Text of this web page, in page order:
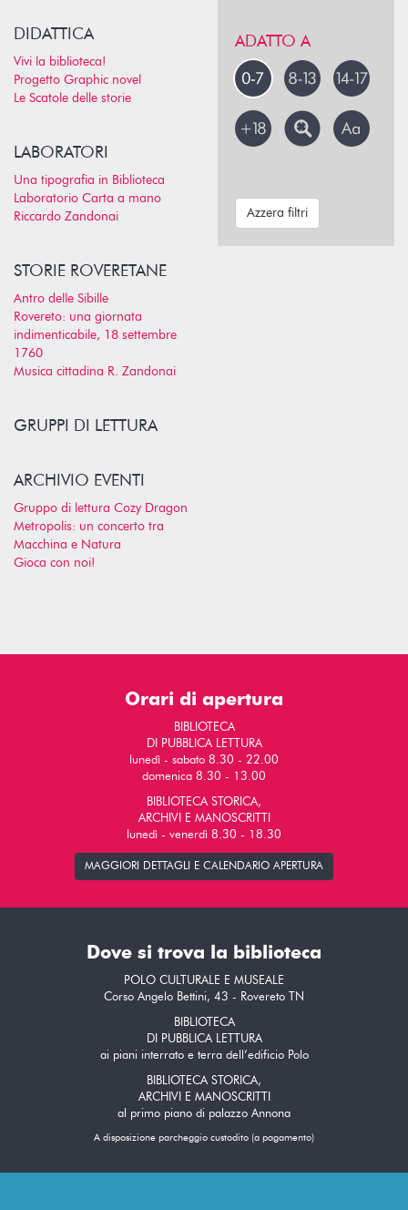
DIDATTICA
Vivi la biblioteca!
Progetto Graphic novel
Le Scatole delle storie
LABORATORI
Una tipografia in Biblioteca
Laboratorio Carta a mano
Riccardo Zandonai
STORIE ROVERETANE
Antro delle Sibille
Rovereto: una giornata
indimenticabile, 18 settembre
1760
Musica cittadina R. Zandonai
GRUPPI DI LETTURA
ARCHIVIO EVENTI
Gruppo di lettura Cozy Dragon
Metropolis: un concerto tra
Macchina e Natura
Gioca con noi!
ADATTO A
Azzera filtri
Orari di apertura
BIBLIOTECA
DI PUBBLICA LETTURA
lunedì - sabato 8.30 - 22.00
domenica 8.30 - 13.00
BIBLIOTECA STORICA,
ARCHIVI E MANOSCRITTI
lunedì - venerdì 8.30 - 18.30
MAGGIORI DETTAGLI E CALENDARIO APERTURA
Dove si trova la biblioteca
POLO CULTURALE E MUSEALE
Corso Angelo Bettini, 43 - Rovereto TN
BIBLIOTECA
DI PUBBLICA LETTURA
ai piani interrato e terra dell’edificio Polo
BIBLIOTECA STORICA,
ARCHIVI E MANOSCRITTI
al primo piano di palazzo Annona
A disposizione parcheggio custodito (a pagamento)